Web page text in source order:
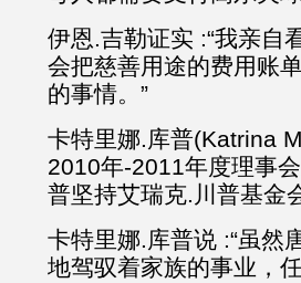
伊恩.吉勒证实 :“我亲自
会把慈善用途的费用账
的事情。”
卡特里娜.库普(Katrina
2010年-2011年度理事
普坚持艾瑞克.川普基金
卡特里娜.库普说 :“虽然
地驾驭着家族的事业，